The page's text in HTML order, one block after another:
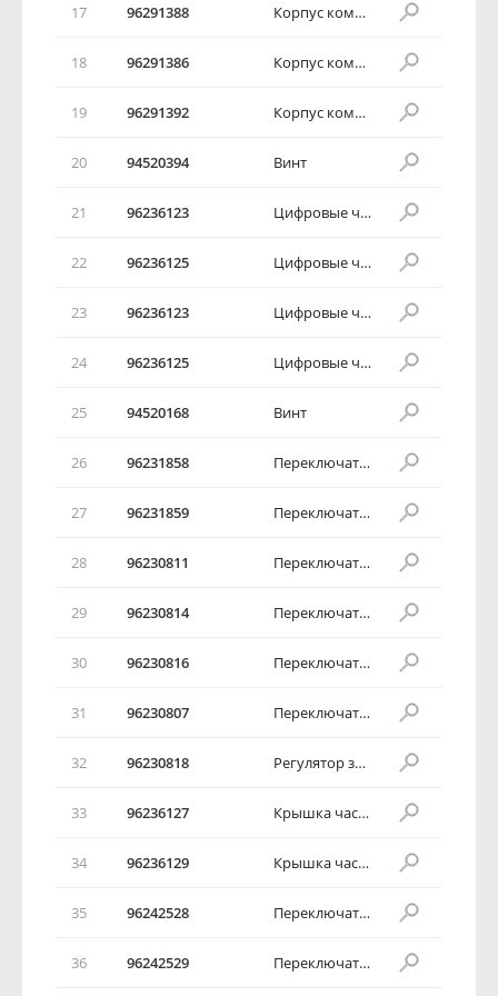
17 96291388 Корпус комбинации приборов в сборе
18 96291386 Корпус комбинации приборов в сборе
19 96291392 Корпус комбинации приборов в сборе
20 94520394 Винт
21 96236123 Цифровые часы в сборе
22 96236125 Цифровые часы в сборе
23 96236123 Цифровые часы в сборе
24 96236125 Цифровые часы в сборе
25 94520168 Винт
26 96231858 Переключатель аварийной сигнализации в сборе
27 96231859 Переключатель аварийной сигнализации в сборе
28 96230811 Переключатель в сборе
29 96230814 Переключатель в сборе
30 96230816 Переключатель в сборе
31 96230807 Переключатель в сборе
32 96230818 Регулятор зеркала в сборе
33 96236127 Крышка часов
34 96236129 Крышка часов
35 96242528 Переключатель противотуманного фонаря в сборе
36 96242529 Переключатель противотуманного фонаря в сборе